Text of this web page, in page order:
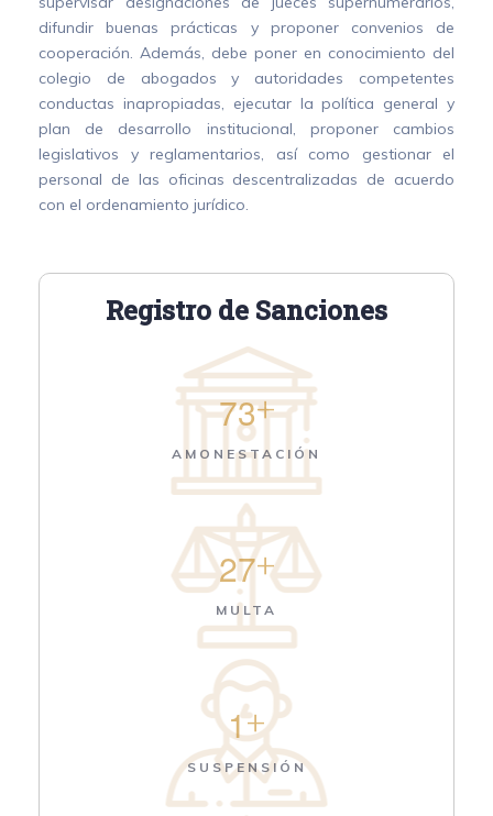
difundir buenas prácticas y proponer convenios de
cooperación. Además, debe poner en conocimiento del
colegio de abogados y autoridades competentes
conductas inapropiadas, ejecutar la política general y
plan de desarrollo institucional, proponer cambios
legislativos y reglamentarios, así como gestionar el
personal de las oficinas descentralizadas de acuerdo
con el ordenamiento jurídico.
Registro de Sanciones
73+
AMONESTACIÓN
27+
MULTA
1+
SUSPENSIÓN